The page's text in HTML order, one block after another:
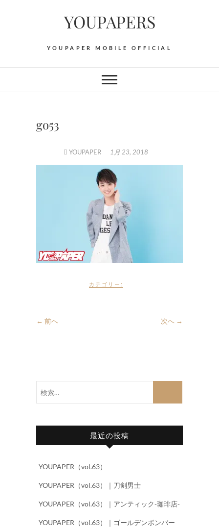
YOUPAPERS
YOUPAPER MOBILE OFFICIAL
go53
YOUPAPER 1月 23, 2018
カテゴリー:
← 前へ 次へ →
最近の投稿
YOUPAPER（vol.63）
YOUPAPER（vol.63）｜刀剣男士
YOUPAPER（vol.63）｜アンティック-珈琲店-
YOUPAPER（vol.63）｜ゴールデンボンバー